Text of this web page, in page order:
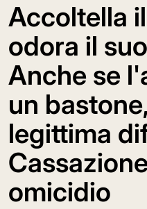
Accoltella
odora il
Anche se
un
legittima
omicidio